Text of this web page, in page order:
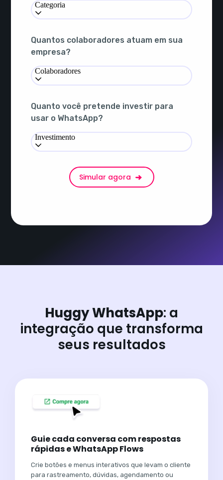
Categoria
Quantos colaboradores atuam em sua
empresa?
Colaboradores
Quanto você pretende investir para
usar o WhatsApp?
Investimento
Simular agora
Huggy WhatsApp: a
integração que transforma
seus resultados
Guie cada conversa com respostas
rápidas e WhatsApp Flows
Crie botões e menus interativos que levam o cliente
para rastreamento, dúvidas, agendamento ou